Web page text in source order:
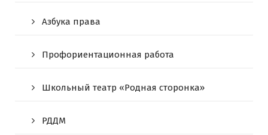
Азбука права
Профориентационная работа
Школьный театр «Родная сторонка»
РДДМ